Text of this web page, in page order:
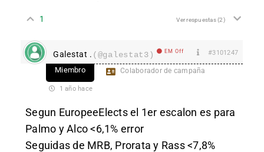
1 Ver respuestas(2)
Galestat . (@galestat3) EM Off #3101247
Miembro Colaborador de campaña
1 año hace
Segun EuropeeElects el 1er escalon es para
Palmo y Alco <6,1% error
Seguidas de MRB, Prorata y Rass <7,8%